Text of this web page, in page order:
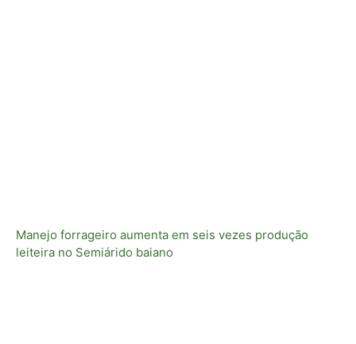
Manejo forrageiro aumenta em seis vezes produção
leiteira no Semiárido baiano